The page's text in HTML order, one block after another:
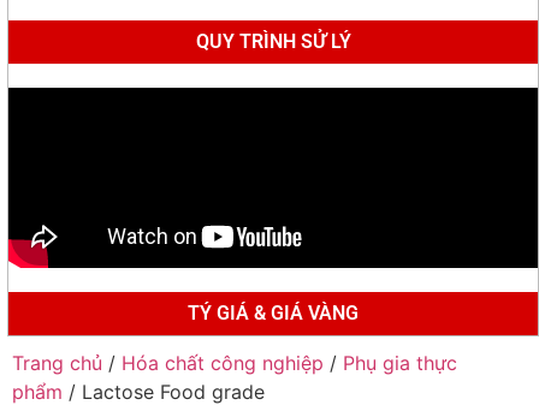
QUY TRÌNH SỬ LÝ
TÝ GIÁ & GIÁ VÀNG
Trang chủ / Hóa chất công nghiệp / Phụ gia thực
phẩm / Lactose Food grade